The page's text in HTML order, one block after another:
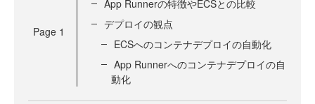
Page 1
App Runnerの特徴やECSとの比較
デプロイの観点
ECSへのコンテナデプロイの自動化
App Runnerへのコンテナデプロイの自
動化